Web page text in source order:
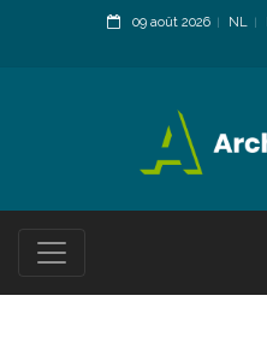
09 août 2026 NL